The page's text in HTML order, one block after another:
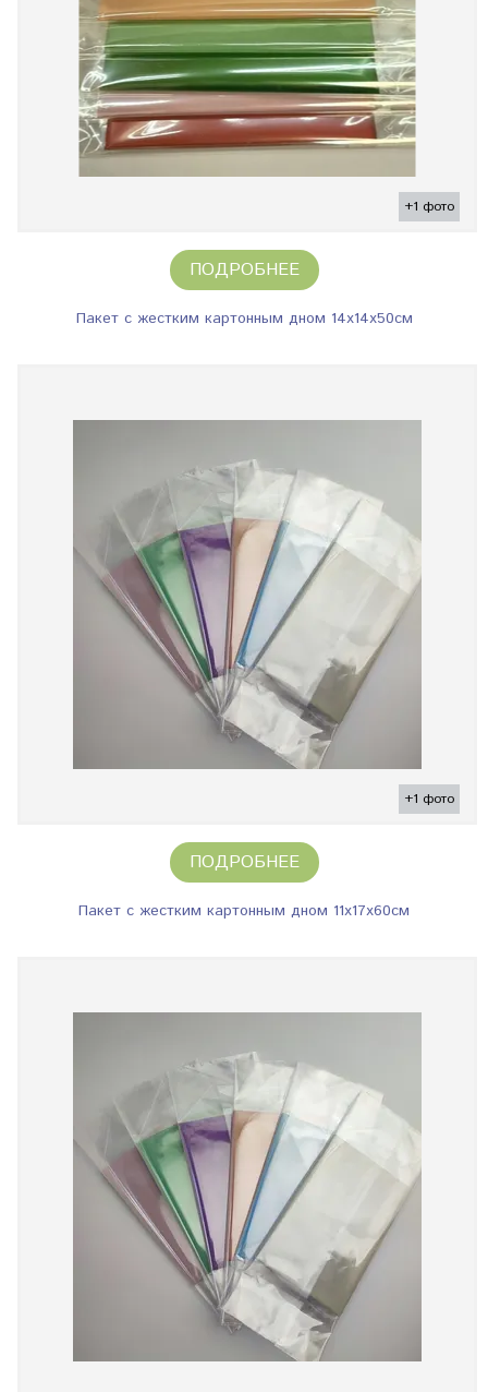
+1 фото
ПОДРОБНЕЕ
Пакет с жестким картонным дном 14х14х50см
+1 фото
ПОДРОБНЕЕ
Пакет с жестким картонным дном 11х17х60см